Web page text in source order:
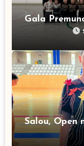
Gala
Salou, Open